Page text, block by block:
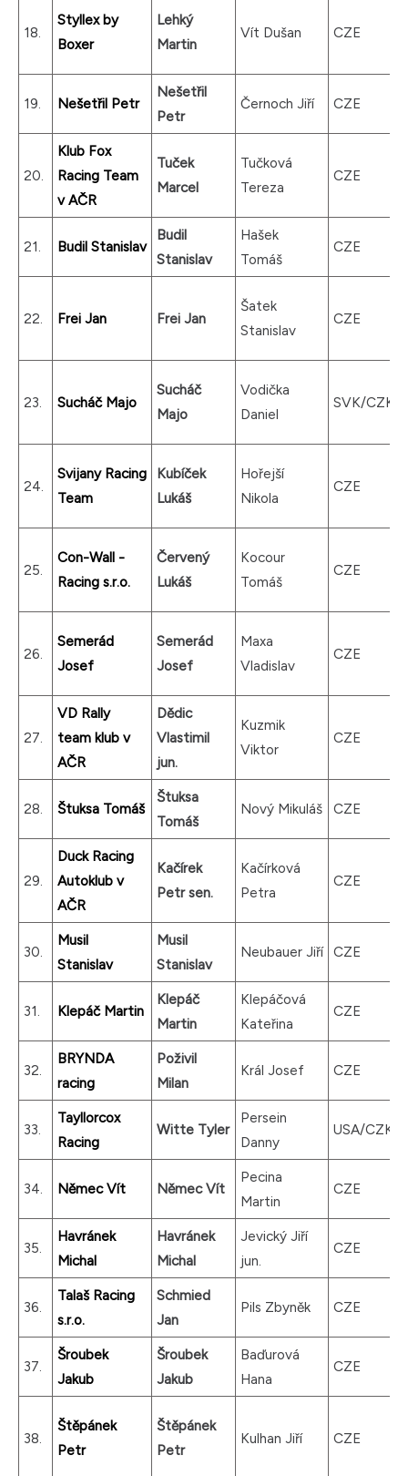
18.
Styllex by
Boxer
Lehký
Martin
Vít Dušan CZE
19. Nešetřil Petr
Nešetřil
Petr
Černoch Jiří CZE
20.
Klub Fox
Racing Team
v AČR
Tuček
Marcel
Tučková
Tereza
CZE
21. Budil Stanislav
Budil
Stanislav
Hašek
Tomáš
CZE
22. Frei Jan Frei Jan
Šatek
Stanislav
CZE
23. Sucháč Majo
Sucháč
Majo
Vodička
Daniel
SVK/CZK
24.
Svijany Racing
Team
Kubíček
Lukáš
Hořejší
Nikola
CZE
25.
Con-Wall -
Racing s.r.o.
Červený
Lukáš
Kocour
Tomáš
CZE
26.
Semerád
Josef
Semerád
Josef
Maxa
Vladislav
CZE
27.
VD Rally
team klub v
AČR
Dědic
Vlastimil
jun.
Kuzmik
Viktor
CZE
28. Štuksa Tomáš
Štuksa
Tomáš
Nový Mikuláš CZE
29.
Duck Racing
Autoklub v
AČR
Kačírek
Petr sen.
Kačírková
Petra
CZE
30.
Musil
Stanislav
Musil
Stanislav
Neubauer Jiří CZE
31. Klepáč Martin
Klepáč
Martin
Klepáčová
Kateřina
CZE
32.
BRYNDA
racing
Poživil
Milan
Král Josef CZE
33.
Tayllorcox
Racing
Witte Tyler
Persein
Danny
USA/CZK
34. Němec Vít Němec Vít
Pecina
Martin
CZE
35.
Havránek
Michal
Havránek
Michal
Jevický Jiří
jun.
CZE
36.
Talaš Racing
s.r.o.
Schmied
Jan
Pils Zbyněk CZE
37.
Šroubek
Jakub
Šroubek
Jakub
Baďurová
Hana
CZE
38.
Štěpánek
Petr
Štěpánek
Petr
Kulhan Jiří CZE